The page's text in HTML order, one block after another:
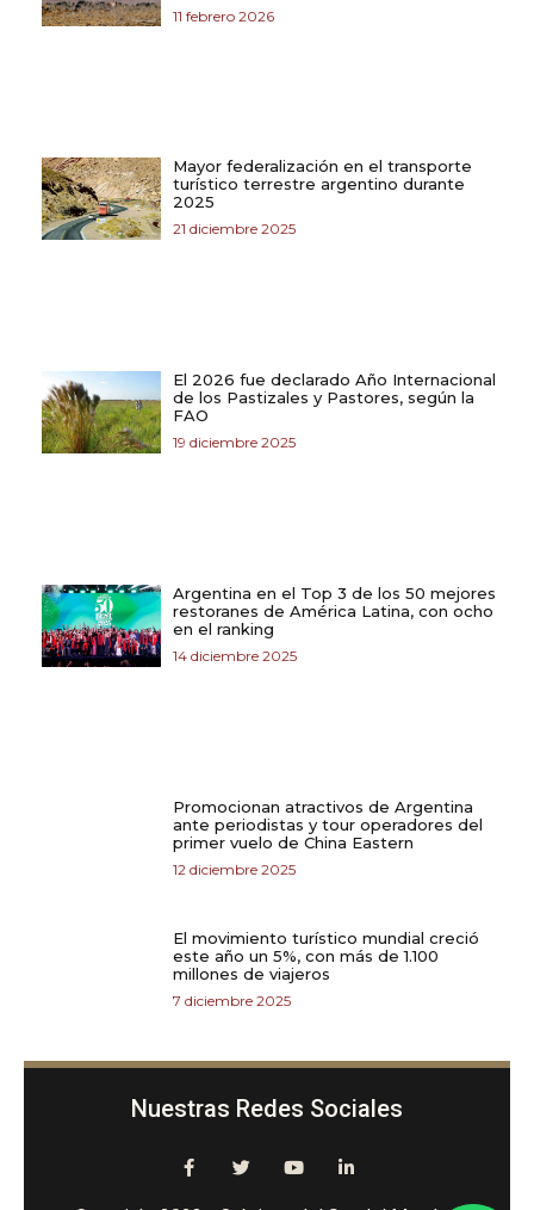
11 febrero 2026
Mayor federalización en el transporte
turístico terrestre argentino durante
2025
21 diciembre 2025
El 2026 fue declarado Año Internacional
de los Pastizales y Pastores, según la
FAO
19 diciembre 2025
Argentina en el Top 3 de los 50 mejores
restoranes de América Latina, con ocho
en el ranking
14 diciembre 2025
Promocionan atractivos de Argentina
ante periodistas y tour operadores del
primer vuelo de China Eastern
12 diciembre 2025
El movimiento turístico mundial creció
este año un 5%, con más de 1.100
millones de viajeros
7 diciembre 2025
Nuestras Redes Sociales